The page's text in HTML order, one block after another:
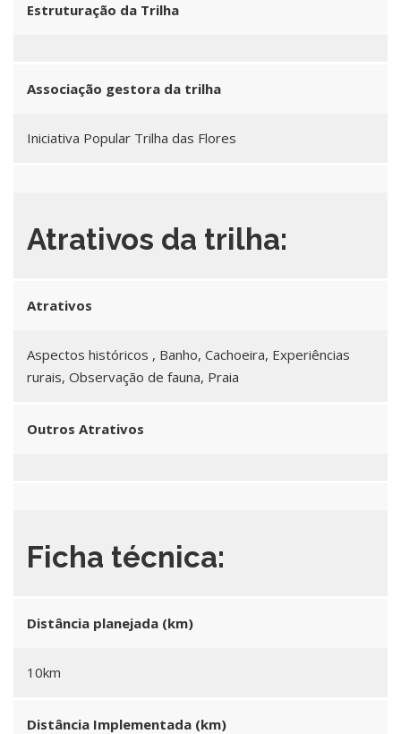
Estruturação da Trilha
Associação gestora da trilha
Iniciativa Popular Trilha das Flores
Atrativos da trilha:
Atrativos
Aspectos históricos , Banho, Cachoeira, Experiências
rurais, Observação de fauna, Praia
Outros Atrativos
Ficha técnica:
Distância planejada (km)
10km
Distância Implementada (km)